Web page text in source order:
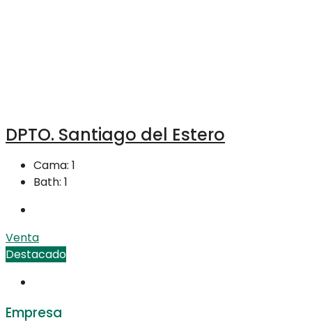
DPTO. Santiago del Estero
Cama: 1
Bath: 1
Venta
Destacado
Empresa